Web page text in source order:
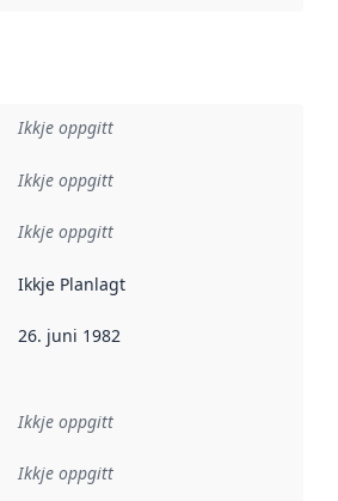
Ikkje oppgitt
:
Ikkje oppgitt
Ikkje oppgitt
:
Ikkje Planlagt
datoen seier når dataa i dette
26. juni 1982
Ikkje oppgitt
Ikkje oppgitt